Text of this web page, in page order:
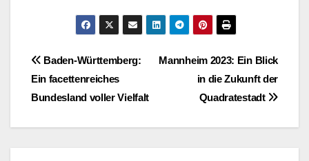
BeitragsnavigationMannheim 2023: Ein Blick
in die Zukunft der
Quadratestadt
Baden-Württemberg:
Ein facettenreiches
Bundesland voller Vielfalt